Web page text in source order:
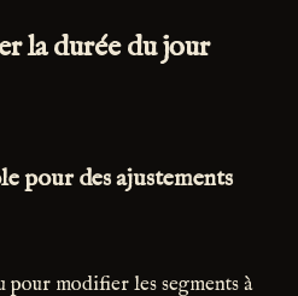
la durée du jour
pour des ajustements
pour modifier les segments à